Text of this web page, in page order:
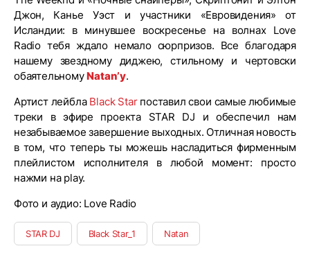
Джон, Канье Уэст и участники «Евровидения» от
Исландии: в минувшее воскресенье на волнах Love
Radio тебя ждало немало сюрпризов. Все благодаря
нашему звездному диджею, стильному и чертовски
обаятельномуNatan’у.
Артист лейбла Black Starпоставил свои самые любимые
треки в эфире проекта STAR DJ и обеспечил нам
незабываемое завершение выходных. Отличная новость
в том, что теперь ты можешь насладиться фирменным
плейлистом исполнителя в любой момент: просто
нажми на play.
Фото и аудио: Love Radio
STAR DJ Black Star_1 Natan